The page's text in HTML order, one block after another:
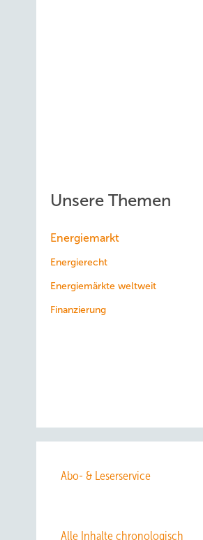
Unsere Themen
Energiemarkt
Energierecht
Energiemärkte weltweit
Finanzierung
Abo- & Leserservice
Alle Inhalte chronologisch